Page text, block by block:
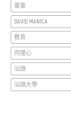
畢業
DAVID MANICA
教育
同理心
汕頭
汕頭大學